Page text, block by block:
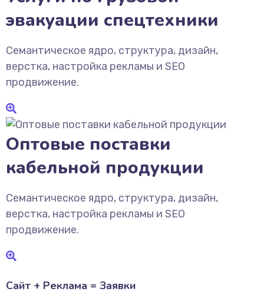
эвакуации спецтехники
Семантическое ядро, структура, дизайн,
верстка, настройка рекламы и SEO
продвижение.
Оптовые поставки
кабельной продукции
Семантическое ядро, структура, дизайн,
верстка, настройка рекламы и SEO
продвижение.
Сайт + Реклама = Заявки